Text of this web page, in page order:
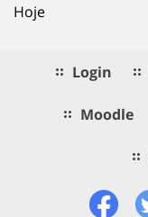
Hoje
Login
Moodle